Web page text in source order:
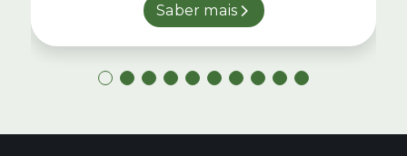
Saber mais